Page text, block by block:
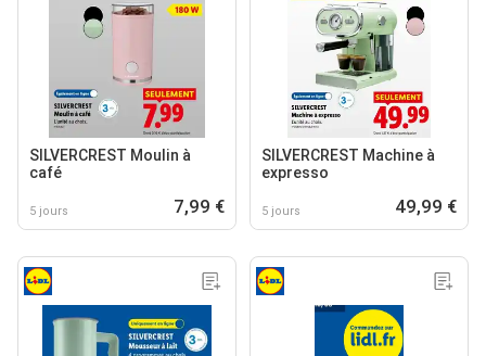
SILVERCREST Moulin à
café
5 jours 7,99 €
SILVERCREST Machine à
expresso
5 jours 49,99 €